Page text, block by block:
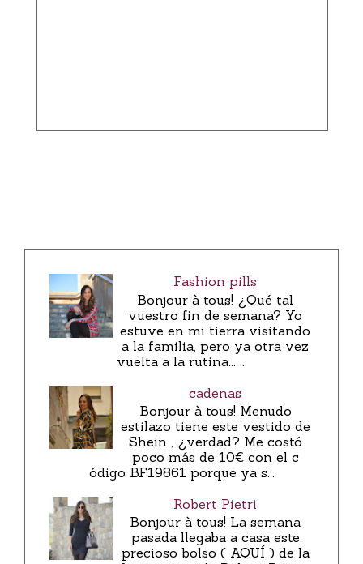
Fashion pills
Bonjour à tous! ¿Qué tal
vuestro fin de semana? Yo
estuve en mi tierra visitando
a la familia, pero ya otra vez
vuelta a la rutina... ...
cadenas
Bonjour à tous! Menudo
estilazo tiene este vestido de
Shein , ¿verdad? Me costó
poco más de 10€ con el c
ódigo BF19861 porque ya s...
Robert Pietri
Bonjour à tous! La semana
pasada llegaba a casa este
precioso bolso ( AQUÍ ) de la